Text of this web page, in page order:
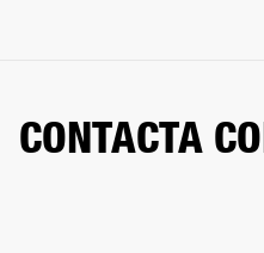
CONTACTA